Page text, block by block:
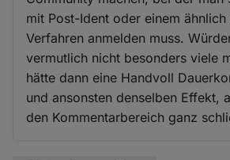
mit Post-Ident oder einem
Verfahren anmelden muss.
vermutlich nicht besonders viele
hätte dann eine Handvoll
und ansonsten denselben Effekt,
den Kommentarbereich ganz